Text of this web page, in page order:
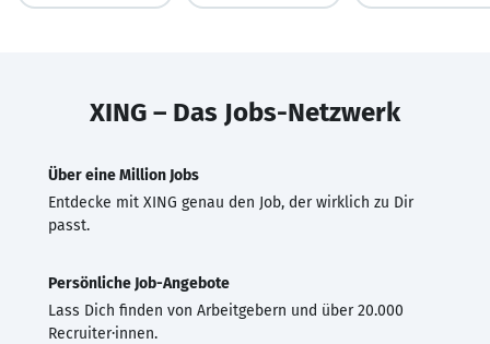
XING – Das Jobs-Netzwerk
Über eine Million Jobs
Entdecke mit XING genau den Job, der wirklich zu Dir
passt.
Persönliche Job-Angebote
Lass Dich finden von Arbeitgebern und über 20.000
Recruiter·innen.